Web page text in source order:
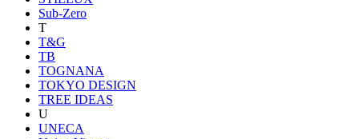
Sub-Zero
T
T&G
TB
TOGNANA
TOKYO DESIGN
TREE IDEAS
U
UNECA